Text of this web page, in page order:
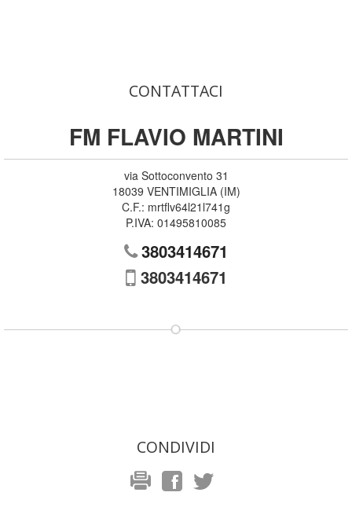
CONTATTACI
FM FLAVIO MARTINI
via Sottoconvento 31
18039 VENTIMIGLIA(IM)
C.F.: mrtflv64l21l741g
P.IVA: 01495810085
3803414671
3803414671
CONDIVIDI